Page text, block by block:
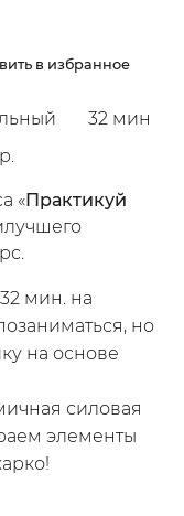
в избранное
32 мин
«Практикуй
.
мин. на
но
на основе
силовая
элементы